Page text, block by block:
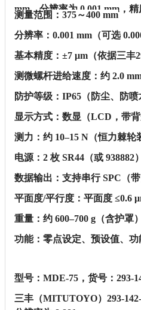
mm，分辨率为 0.001 mm，
‌测量范围‌：375～400 mm
分辨率‌：0.001 mm（可选
基本精度‌：‌±7 μm‌（依据三丰
测微螺杆进给速度‌：约 2.0
防护等级‌：‌IP65‌（防尘、防
显示方式‌：数显（LCD，带
测力‌：约 10–15 N（恒力棘轮
电源‌：2 枚 SR44（或 938882
数据输出‌：支持串行 SPC（
平面度/平行度‌：平面度 ≤0.6
重量‌：约 600–700 g（含护罩
功能‌：零点设定、预设值、
型号：MDE-75，货号：293-
三丰（MITUTOYO）293-